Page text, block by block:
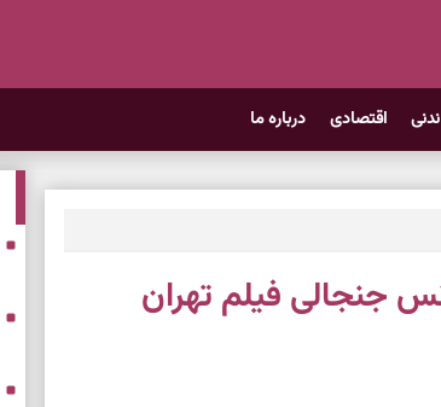
اقتصادی درباره ما
جنجالی فیلم تهران